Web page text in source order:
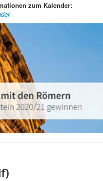
zum Kalender: